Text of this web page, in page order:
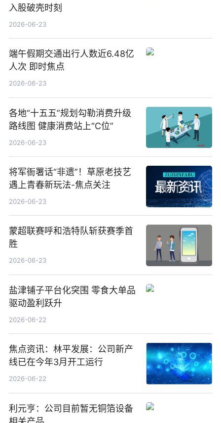
入股破壳时刻
2026-06-23
端午假期交通出行人数近6.48亿
人次 即时焦点
2026-06-23
各地“十五五”规划勾勒消费升级
路线图 健康消费站上“C位”
2026-06-23
将军衙署话“非遗”！草原老技艺
遇上青春新玩法-焦点关注
2026-06-23
蒙超联赛呼和浩特队斩获赛季首
胜
2026-06-23
盐津铺子平台化突围 零食大单品
驱动盈利跃升
2026-06-22
焦点资讯：林平发展：公司新产
线已在今年3月开工运行
2026-06-22
利元亨：公司目前暂无铜箔设备